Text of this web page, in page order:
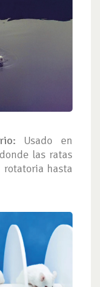
Usado en
las ratas
rotatoria hasta